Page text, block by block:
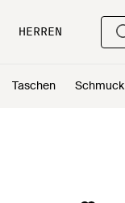
HERREN
Taschen Schmuck